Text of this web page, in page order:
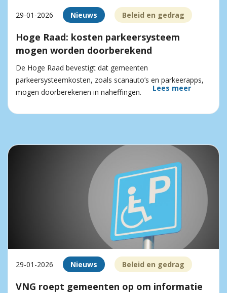
29-01-2026 Nieuws Beleid en gedrag
Hoge Raad: kosten parkeersysteem
mogen worden doorberekend
De Hoge Raad bevestigt dat gemeenten
parkeersysteemkosten, zoals scanauto’s en parkeerapps,
mogen doorberekenen in naheffingen.
Lees meer
29-01-2026 Nieuws Beleid en gedrag
VNG roept gemeenten op om informatie